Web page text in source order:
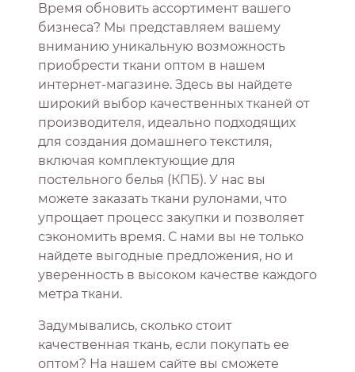
Время обновить ассортимент вашего
бизнеса? Мы представляем вашему
вниманию уникальную возможность
приобрести ткани оптом в нашем
интернет-магазине. Здесь вы найдете
широкий выбор качественных тканей от
производителя, идеально подходящих
для создания домашнего текстиля,
включая комплектующие для
постельного белья (КПБ). У нас вы
можете заказать ткани рулонами, что
упрощает процесс закупки и позволяет
сэкономить время. С нами вы не только
найдете выгодные предложения, но и
уверенность в высоком качестве каждого
метра ткани.
Задумывались, сколько стоит
качественная ткань, если покупать ее
оптом? На нашем сайте вы сможете